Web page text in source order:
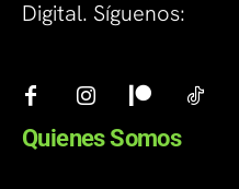
Digital. Síguenos:
Quienes Somos